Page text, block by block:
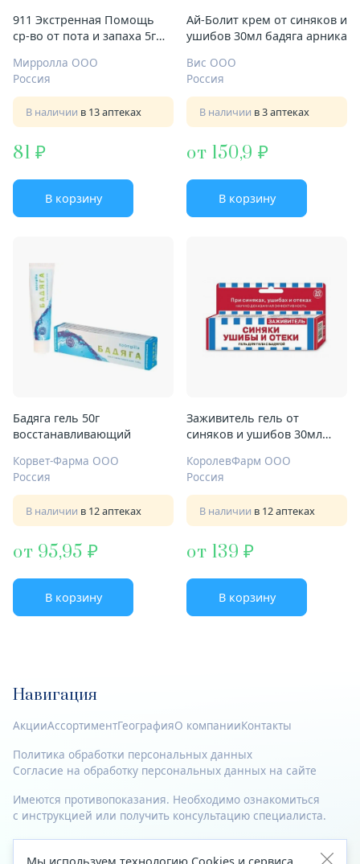
911 Экстренная Помощь
ср-во от пота и запаха 5г
Мирролла ООО
Россия
В наличии в 13 аптеках
81
В корзину
Ай-Болит крем от синяков и
ушибов 30мл бадяга арника
Вис ООО
Россия
В наличии в 3 аптеках
от 150,9
В корзину
Бадяга гель 50г
восстанавливающий
Корвет-Фарма ООО
Россия
В наличии в 12 аптеках
от 95,95
В корзину
Заживитель гель от
синяков и ушибов 30мл
КоролевФарм ООО
Россия
В наличии в 12 аптеках
от 139
В корзину
Навигация
АкцииАссортиментГеографияО компанииКонтакты
Политика обработки персональных данных
Согласие на обработку персональных данных на сайте
Имеются противопоказания. Необходимо ознакомиться
с инструкцией или получить консультацию специалиста.
© 2023—2026 Все права защищены.